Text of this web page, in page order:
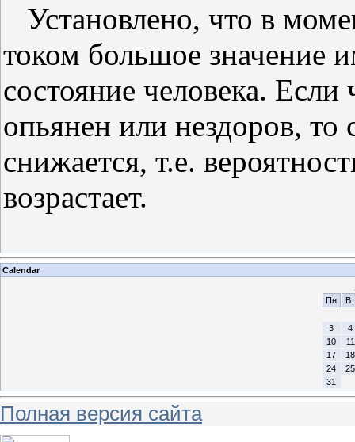
Установлено, что в
током большое значение
состояние человека.
опьянен или нездоров, то
снижается, т.е.
возрастает.
Calendar
Пн
Вт
3
4
10
11
17
18
24
25
31
Полная версия сайта